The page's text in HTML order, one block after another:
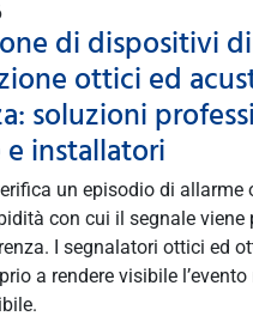
di dispositivi di
ottici ed
soluzioni
installatori
un episodio di allarme
con cui il segnale viene
I segnalatori ottici ed
a rendere visibile